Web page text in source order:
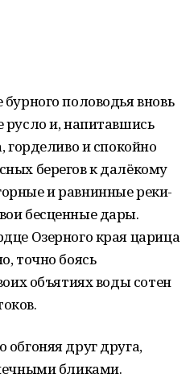
половодья вновь
русло и, напитавшись
горделиво и спокойно
берегов к далёкому
и равнинные реки-
бесценные дары.
Озерного края царица
точно боясь
объятиях воды сотен
друг друга,
бликами.